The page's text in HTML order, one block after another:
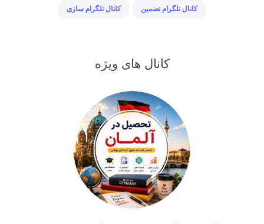
کانال تلگرام تضمین کانال تلگرام سازی
کانال های ویژه